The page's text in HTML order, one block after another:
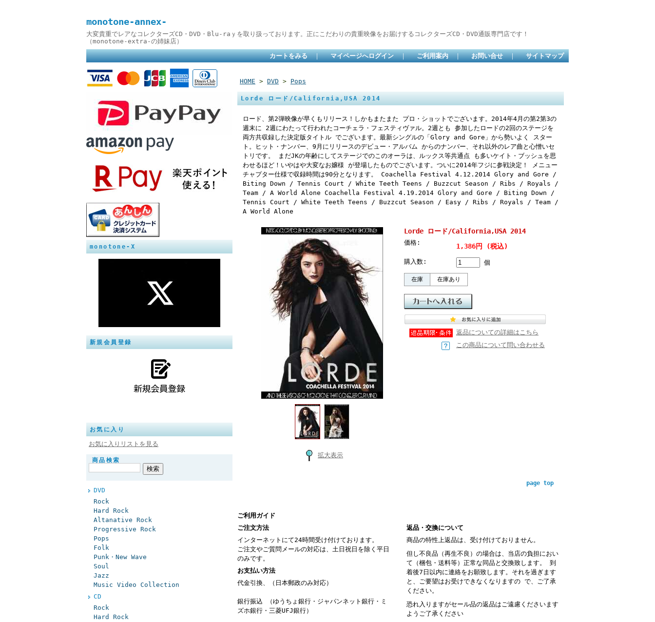
monotone-annex-
大変貴重でレアなコレクターズCD・DVD・Blu-raｙを取り扱っております。正にこだわりの貴重映像をお届けするコレクターズCD・DVD通販専門店です！
（monotone-extra-の姉妹店）
カートをみる ｜ マイページへログイン ｜ ご利用案内 ｜ お問い合せ ｜ サイトマップ
monotone-X
新規会員登録
お気に入り
お気に入りリストを見る
商品検索
DVD
Rock
Hard Rock
Altanative Rock
Progressive Rock
Pops
Folk
Punk・New Wave
Soul
Jazz
Music Video Collection
CD
Rock
Hard Rock
HOME > DVD > Pops
Lorde ロード/California,USA 2014
ロード、第2弾映像が早くもリリース！しかもまたまた プロ・ショットでございます。2014年4月の第2第3の
週末に 2週にわたって行われたコーチェラ・フェスティヴァル。2週とも 参加したロードの2回のステージを
両方共収録した決定版タイトル でございます。最新シングルの「Glory and Gore」から勢いよく スター
ト。ヒット・ナンバー、9月にリリースのデビュー・アルバム からのナンバー、それ以外のレア曲と心憎いセ
トリです。 まだJKの年齢にしてステージでのこのオーラは、ルックス等共通点 も多いケイト・ブッシュを思
わせるほど！いやはや大変なお嬢様 が登場したものでございます。ついに2014年フジに参戦決定！ メニュー
チャプター仕様で収録時間は90分となります。 Coachella Festival 4.12.2014 Glory and Gore /
Biting Down / Tennis Court / White Teeth Teens / Buzzcut Season / Ribs / Royals /
Team / A World Alone Coachella Festival 4.19.2014 Glory and Gore / Biting Down /
Tennis Court / White Teeth Teens / Buzzcut Season / Easy / Ribs / Royals / Team /
A World Alone
拡大表示
Lorde ロード/California,USA 2014
価格: 1,386円 (税込)
購入数: 個
在庫 在庫あり
返品についての詳細はこちら
この商品について問い合わせる
page top
ご利用ガイド
ご注文方法
インターネットにて24時間受け付けております。
ご注文やご質問メールの対応は、土日祝日を除く平日
のみです。
お支払い方法
代金引換、（日本郵政のみ対応）
銀行振込 （ゆうちょ銀行・ジャパンネット銀行・ミ
ズホ銀行・三菱UFJ銀行）
返品・交換について
商品の特性上返品は、受け付けておりません。
但し不良品（再生不良）の場合は、当店の負担におい
て（梱包・送料等）正常な同品と交換致します。 到
着後7日以内に連絡をお願致します。それを過ぎます
と、ご要望はお受けできなくなりますの で、ご了承
ください。
恐れ入りますがセール品の返品はご遠慮くださいます
ようご了承ください